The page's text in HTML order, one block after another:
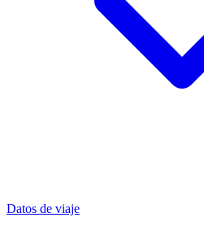
Datos de viaje